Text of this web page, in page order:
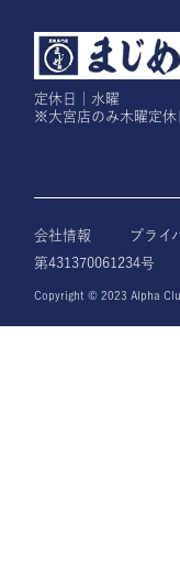
定休日｜水曜
※大宮店のみ木曜定休
会社情報 プライ
第431370061234号
Copyright © 2023 Alpha